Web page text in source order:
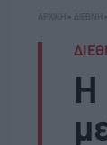
ΑΡΧΙΚΗ » ΔΙΕΘΝΗ »
Η